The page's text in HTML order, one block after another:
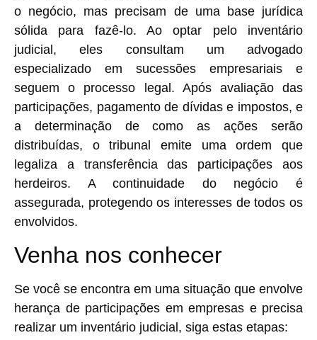
o negócio, mas precisam de uma base jurídica
sólida para fazê-lo. Ao optar pelo inventário
judicial, eles consultam um advogado
especializado em sucessões empresariais e
seguem o processo legal. Após avaliação das
participações, pagamento de dívidas e impostos, e
a determinação de como as ações serão
distribuídas, o tribunal emite uma ordem que
legaliza a transferência das participações aos
herdeiros. A continuidade do negócio é
assegurada, protegendo os interesses de todos os
envolvidos.
Venha nos conhecer
Se você se encontra em uma situação que envolve
herança de participações em empresas e precisa
realizar um inventário judicial, siga estas etapas: